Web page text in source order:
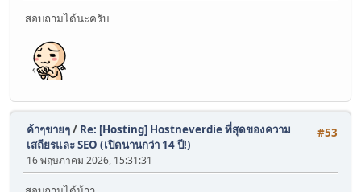
สอบถามได้นะครับ
#53
ค้าๆขายๆ/ Re: [Hosting] Hostneverdie ที่สุดของความ
เสถียรและ SEO (เปิดนานกว่า 14 ปี!)
16 พฤษภาคม 2026, 15:31:31